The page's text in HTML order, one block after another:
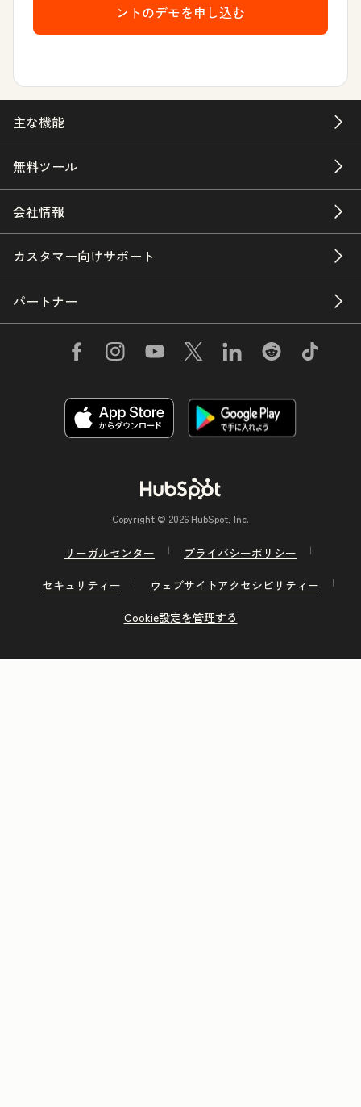
ントのデモを申し込む
主な機能
無料ツール
会社情報
カスタマー向けサポート
パートナー
Copyright © 2026 HubSpot, Inc.
リーガルセンター
プライバシーポリシー
セキュリティー
ウェブサイトアクセシビリティー
Cookie設定を管理する